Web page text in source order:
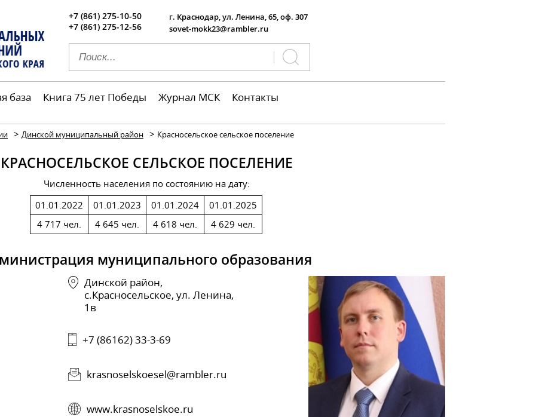
+7 (861) 275-10-50
+7 (861) 275-12-56
г. Краснодар, ул. Ленина, 65, оф. 307
sovet-mokk23@rambler.ru
база Книга 75 лет Победы Журнал МСК Контакты
> Динской муниципальный район > Красносельское сельское поселение
КРАСНОСЕЛЬСКОЕ СЕЛЬСКОЕ ПОСЕЛЕНИЕ
Численность населения по состоянию на дату:
01.01.2022
4 717 чел.
01.01.2023
4 645 чел.
01.01.2024
4 618 чел.
01.01.2025
4 629 чел.
муниципального образования
Динской район,
с.Красносельское, ул. Ленина,
1в
+7 (86162) 33-3-69
krasnoselskoesel@rambler.ru
www.krasnoselskoe.ru